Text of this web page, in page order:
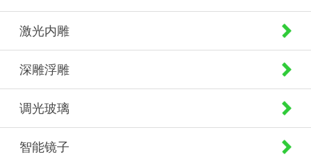
激光内雕
深雕浮雕
调光玻璃
智能镜子